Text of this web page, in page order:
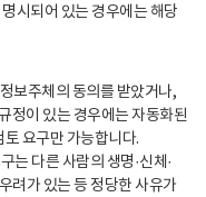
시되어 있는 경우에는 해당
보주체의 동의를 받았거나,
정이 있는 경우에는 자동화된
요구만 가능합니다.
는 다른 사람의 생명·신체·
려가 있는 등 정당한 사유가